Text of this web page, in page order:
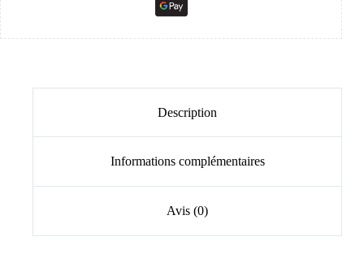
Description
Informations complémentaires
Avis (0)